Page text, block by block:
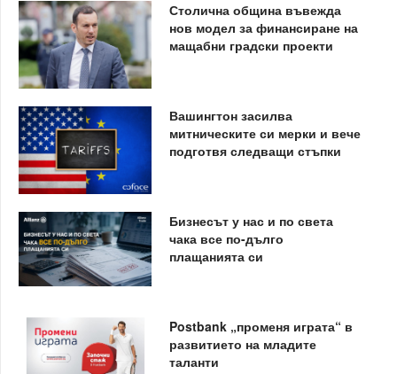
Столична община въвежда
нов модел за финансиране на
мащабни градски проекти
Вашингтон засилва
митническите си мерки и вече
подготвя следващи стъпки
Бизнесът у нас и по света
чака все по-дълго
плащанията си
Postbank „променя играта“ в
развитието на младите
таланти